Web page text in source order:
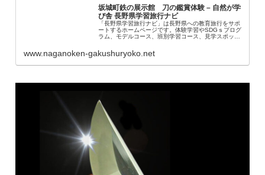
坂城町鉄の展示館 刀の鑑賞体験 – 自然が学
び舎 長野県学習旅行ナビ
「長野県学習旅行ナビ」は長野県への教育旅行をサポ
ートするホームページです。体験学習やSDGｓプログ
ラム、モデルコース、班別学習コース、見学スポット
旅行、スキー教室の情報も掲載しています。
www.naganoken-gakushuryoko.net